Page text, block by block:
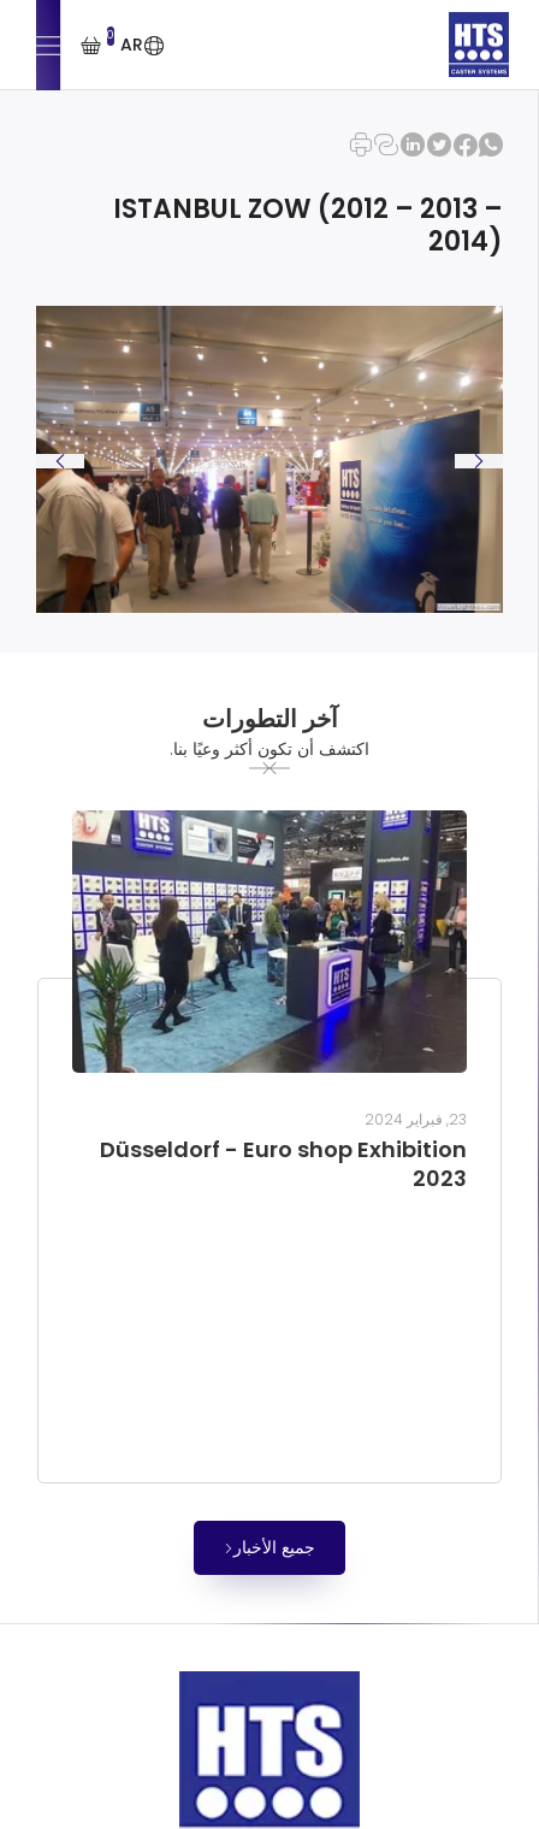
AR
0
ISTANBUL ZOW (2012 – 2013 –
2014)
آخر التطورات
اكتشف أن تكون أكثر وعيًا بنا.
23, فبراير 2024
Düsseldorf - Euro shop Exhibition
2023
جميع الأخبار